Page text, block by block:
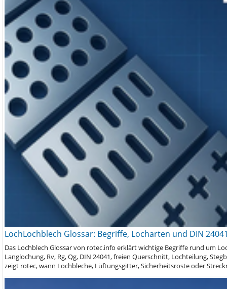
LochLochblech Glossar: Begriffe, Locharten und DIN
Das Lochblech Glossar von rotec.info erklärt wichtige Begriffe rund um
Langlochung, Rv, Rg, Qg, DIN 24041, freien Querschnitt, Lochteilung,
zeigt rotec, wann Lochbleche, Lüftungsgitter, Sicherheitsroste oder